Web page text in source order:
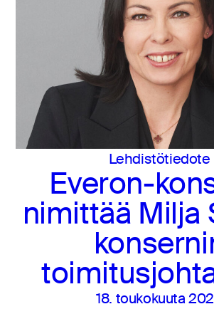
Lehdistötiedote
Everon-
nimittää Milja
18. toukokuuta